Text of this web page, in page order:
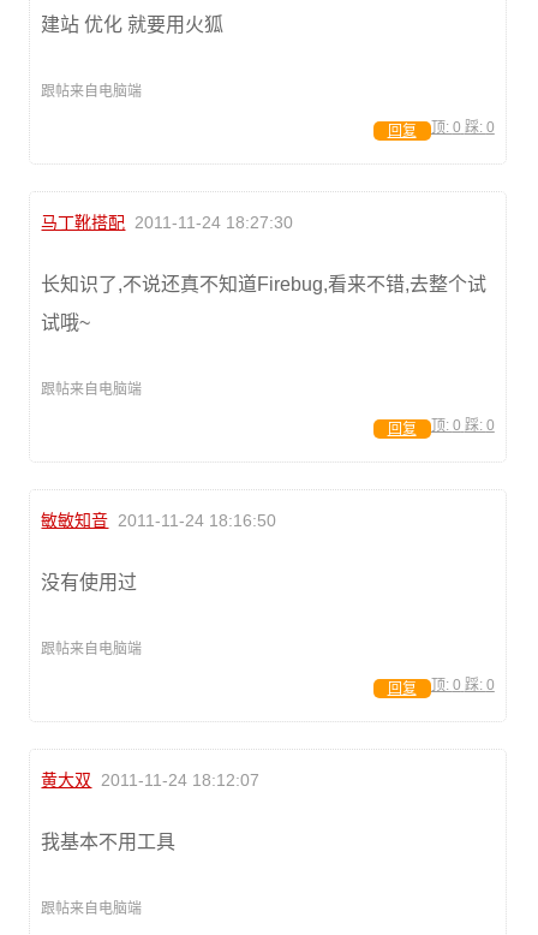
建站 优化 就要用火狐
跟帖来自电脑端
顶: 0 踩: 0
回复
马丁靴搭配 2011-11-24 18:27:30
长知识了,不说还真不知道Firebug,看来不错,去整个试
试哦~
跟帖来自电脑端
顶: 0 踩: 0
回复
敏敏知音 2011-11-24 18:16:50
没有使用过
跟帖来自电脑端
顶: 0 踩: 0
回复
黄大双 2011-11-24 18:12:07
我基本不用工具
跟帖来自电脑端